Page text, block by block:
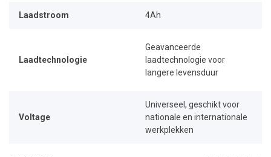
Laadstroom 4Ah
Laadtechnologie
Geavanceerde
laadtechnologie voor
langere levensduur
Voltage
Universeel, geschikt voor
nationale en internationale
werkplekken